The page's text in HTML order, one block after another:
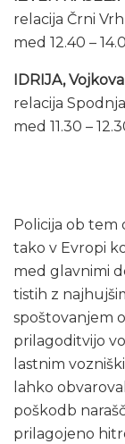
relacija Črni
med 12.40 –
IDRIJA,
relacija
med 11.30 –
Policija ob tem
tako v Evropi
med glavnimi
tistih z
spoštovanjem
prilagoditvijo
lastnim
lahko
poškodb
prilagojeno